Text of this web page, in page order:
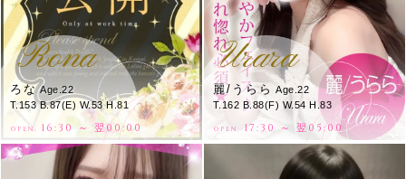
Rona
ろなAge.22
T.153 B.87(E) W.53 H.81
OPEN. 16:30 ～ 翌00:00
Urara
麗/うらら Age.22
T.162 B.88(F) W.54 H.83
OPEN. 17:30 ～ 翌05:00